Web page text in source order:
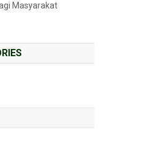
Masyarakat